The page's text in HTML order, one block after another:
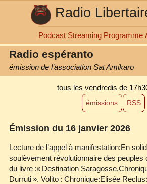
Radio
Podcast Streaming Programme
Radio espéranto
émission de l’association Sat Amikaro
tous les vendredis de
émissions RSS
Émission du 16 janvier 2026
Lecture de l’appel à manifestation:En
soulèvement révolutionnaire des peuples
du livre :« Destination
Durruti ». Volito : Chronique:Elisée